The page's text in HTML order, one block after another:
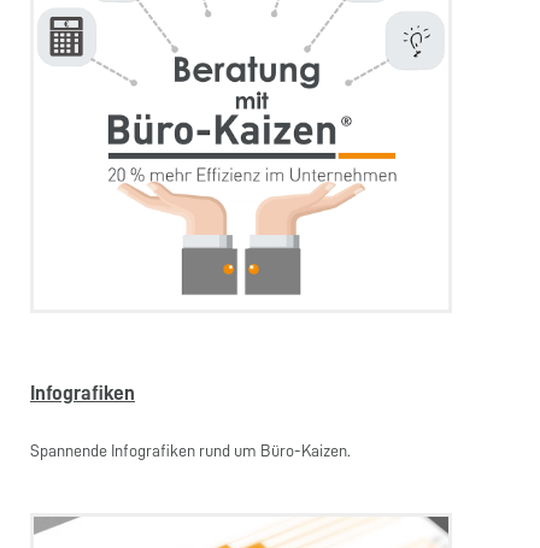
Infografiken
Spannende Infografiken rund um Büro-Kaizen.